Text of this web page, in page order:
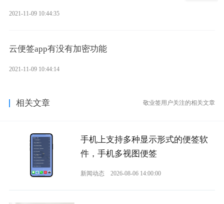
2021-11-09 10:44:35
云便签app有没有加密功能
2021-11-09 10:44:14
相关文章 敬业签用户关注的相关文章
手机上支持多种显示形式的便签软
件，手机多视图便签
新闻动态 2026-08-06 14:00:00